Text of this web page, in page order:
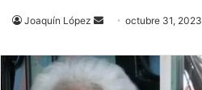
Joaquín López
Send
email
octubre 31, 2023